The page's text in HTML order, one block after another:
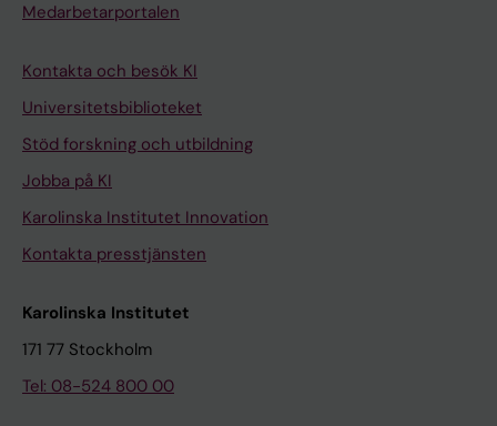
Medarbetarportalen
Kontakta och besök KI
Universitetsbiblioteket
Stöd forskning och utbildning
Jobba på KI
Karolinska Institutet Innovation
Kontakta presstjänsten
Karolinska Institutet
171 77 Stockholm
Tel: 08-524 800 00